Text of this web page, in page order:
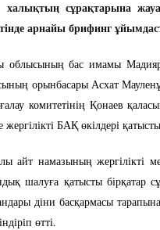
сұрақтарына
арнайы брифинг
облысының бас имамы
орынбасары Асхат
комитетінің Қонаев
БАҚ өкілдері
айт намазының жергілікті
шалуға қатысты бірқатар
діни басқармасы
өтті.